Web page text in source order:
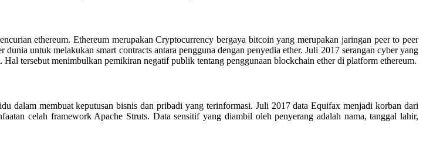
ethereum. Ethereum merupakan Cryptocurrency bergaya bitcoin yang merupakan jaringan peer to peer
untuk melakukan smart contracts antara pengguna dengan penyedia ether. Juli 2017 serangan cyber yang
tersebut menimbulkan pemikiran negatif publik tentang penggunaan blockchain ether di platform ethereum.
dalam membuat keputusan bisnis dan pribadi yang terinformasi. Juli 2017 data Equifax menjadi korban dari
celah framework Apache Struts. Data sensitif yang diambil oleh penyerang adalah nama, tanggal lahir,